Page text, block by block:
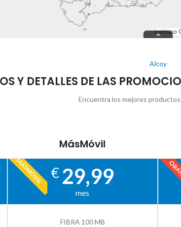
Alcoy
Y DETALLES DE LAS
Encuentra los mejores
MásMóvil
MÁSMÓVIL € 29,99
mes
FIBRA 100 MB